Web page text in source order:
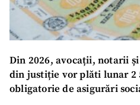
Din 2026, avocații, notarii
din justiție vor plăti lunar 2
obligatorie de asigurări